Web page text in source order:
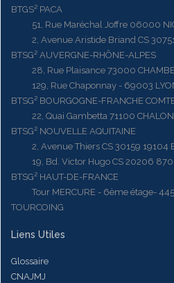
BTGS² PACA
51, Rue Maréchal Joffre 06000
2, Avenue Aristide Briand CS
BTSG² AUVERGNE-RHÔNE-ALPES
28, Rue Plaisance 73000
129, Rue Chaponnay - 69003
BTSG² BOURGOGNE-FRANCHE
22, Quai Gambetta 71100
BTSG² NOUVELLE AQUITAINE
2, Avenue Thiers CS 30159 19104
19, Bd. Victor Hugo CS 20206
BTSG² HAUT-DE-FRANCE
Tour MERCURE - 6ème étage-
TOURCOING
Liens Utiles
Glossaire
CNAJMJ